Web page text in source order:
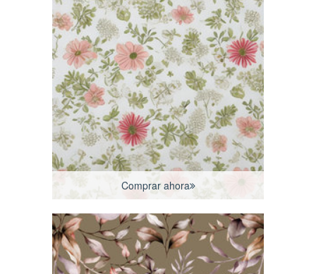
Comprar ahora